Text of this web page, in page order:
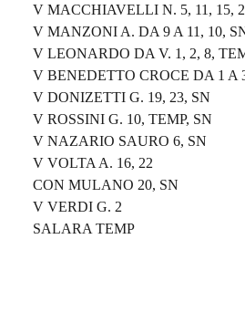
V MACCHIAVELLI N. 5, 11, 15,
V MANZONI A. DA 9 A 11, 10,
V LEONARDO DA V. 1, 2, 8,
V BENEDETTO CROCE DA 1 A
V DONIZETTI G. 19, 23, SN
V ROSSINI G. 10, TEMP, SN
V NAZARIO SAURO 6, SN
V VOLTA A. 16, 22
CON MULANO 20, SN
V VERDI G. 2
SALARA TEMP